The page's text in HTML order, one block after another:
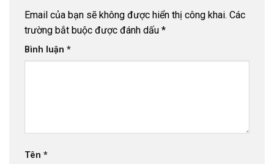
Email của bạn sẽ không được hiển thị công khai. Các
trường bắt buộc được đánh dấu *
Bình luận *
Tên *